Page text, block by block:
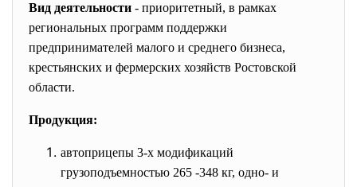
Вид деятельности - приоритетный, в рамках
региональных программ поддержки
предпринимателей малого и среднего бизнеса,
крестьянских и фермерских хозяйств Ростовской
области.
Продукция:
автоприцепы 3-х модификаций
грузоподъемностью 265 -348 кг, одно- и